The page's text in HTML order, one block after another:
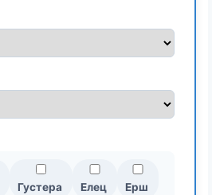
Густера Елец Ерш